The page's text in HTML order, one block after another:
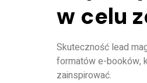
w celu
Skuteczność lead
formatów e-booków,
zainspirować.